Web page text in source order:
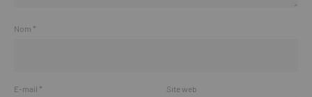
Nom *
E-mail * Site web